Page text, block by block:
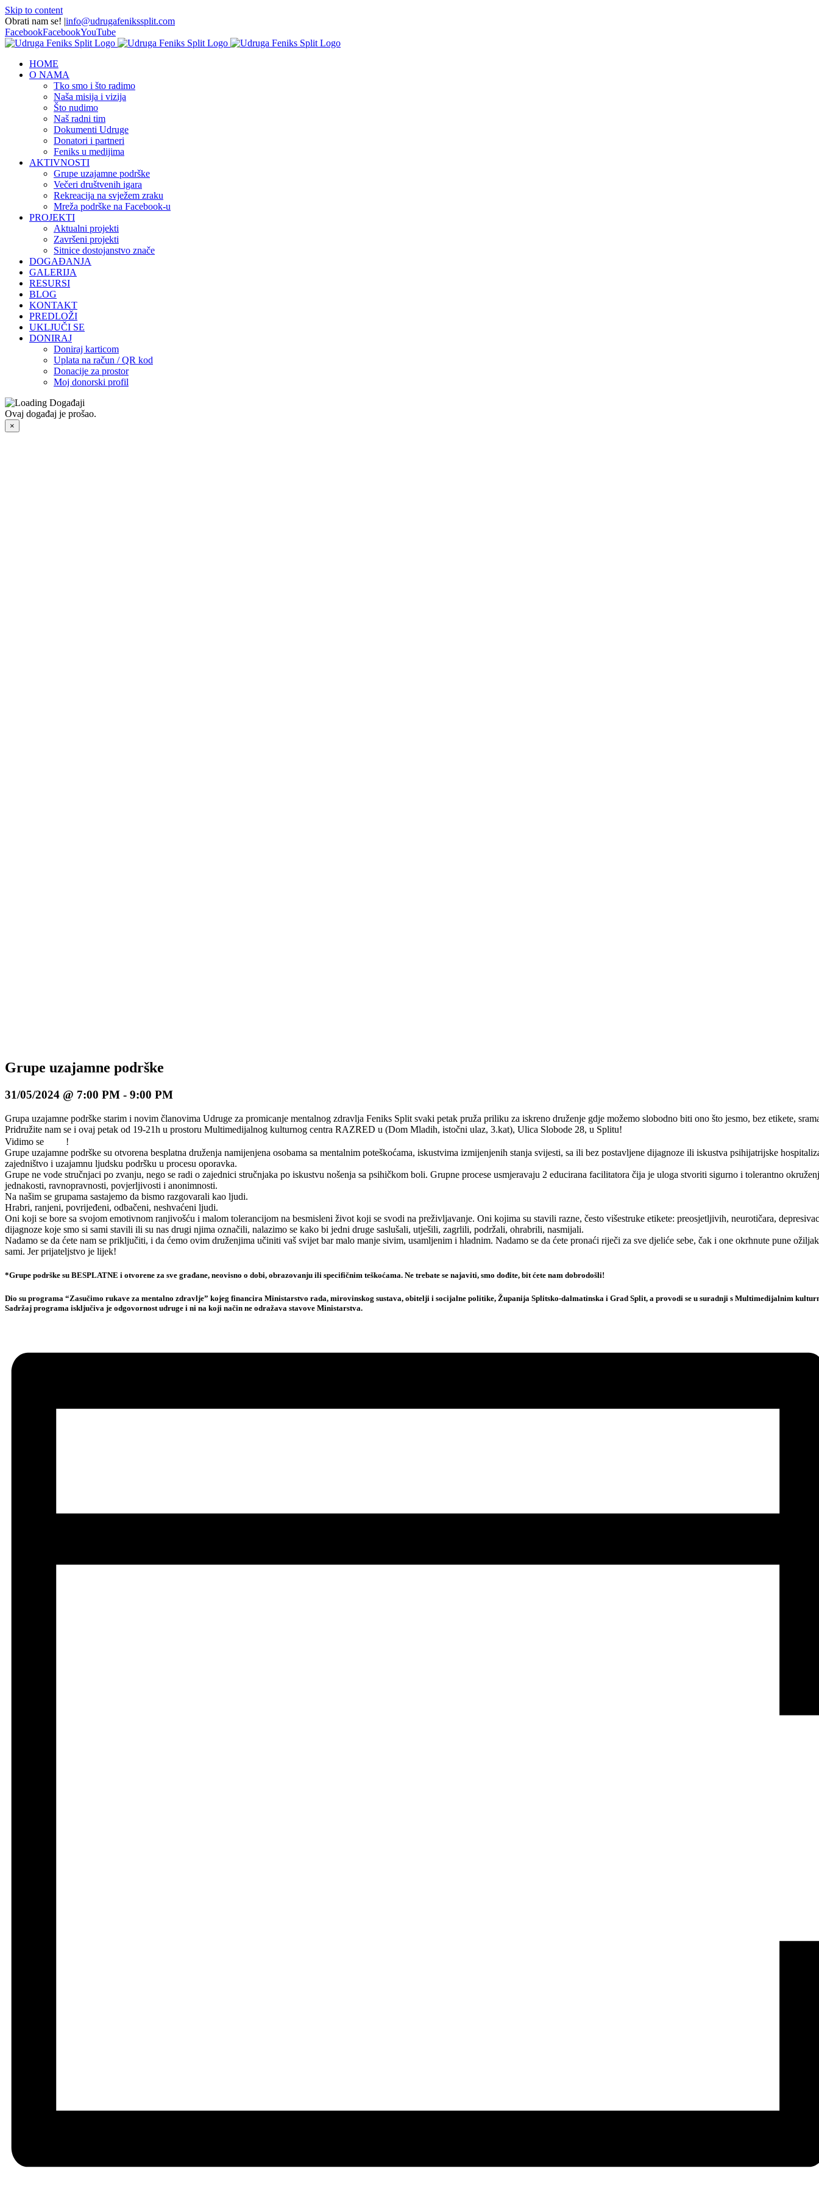
Skip to content
Obrati nam se! |info@udrugafenikssplit.com
FacebookFacebookYouTube
HOME
O NAMA
Tko smo i što radimo
Naša misija i vizija
Što nudimo
Naš radni tim
Dokumenti Udruge
Donatori i partneri
Feniks u medijima
AKTIVNOSTI
Grupe uzajamne podrške
Večeri društvenih igara
Rekreacija na svježem zraku
Mreža podrške na Facebook-u
PROJEKTI
Aktualni projekti
Završeni projekti
Sitnice dostojanstvo znače
DOGAĐANJA
GALERIJA
RESURSI
BLOG
KONTAKT
PREDLOŽI
UKLJUČI SE
DONIRAJ
Doniraj karticom
Uplata na račun / QR kod
Donacije za prostor
Moj donorski profil
Ovaj događaj je prošao.
×
Grupe uzajamne podrške
31/05/2024 @ 7:00 PM - 9:00 PM
Grupa uzajamne podrške starim i novim članovima Udruge za promicanje mentalnog zdravlja Feniks Split svaki petak pruža priliku za iskreno druženje gdje možemo slobodno biti ono što jesmo, bez etikete,
Pridružite nam se i ovaj petak od 19-21h u prostoru Multimedijalnog kulturnog centra RAZRED u (Dom Mladih, istočni ulaz, 3.kat), Ulica Slobode 28, u Splitu!
Vidimo se
!
Grupe uzajamne podrške su otvorena besplatna druženja namijenjena osobama sa mentalnim poteškoćama, iskustvima izmijenjenih stanja svijesti, sa ili bez postavljene dijagnoze ili iskustva psihijatrijske
zajedništvo i uzajamnu ljudsku podršku u procesu oporavka.
Grupe ne vode stručnjaci po zvanju, nego se radi o zajednici stručnjaka po iskustvu nošenja sa psihičkom boli. Grupne procese usmjeravaju 2 educirana facilitatora čija je uloga stvoriti sigurno i tolerantno
jednakosti, ravnopravnosti, povjerljivosti i anonimnosti.
Na našim se grupama sastajemo da bismo razgovarali kao ljudi.
Hrabri, ranjeni, povrijeđeni, odbačeni, neshvaćeni ljudi.
Oni koji se bore sa svojom emotivnom ranjivošću i malom tolerancijom na besmisleni život koji se svodi na preživljavanje. Oni kojima su stavili razne, često višestruke etikete: preosjetljivih, neurotičara,
dijagnoze koje smo si sami stavili ili su nas drugi njima označili, nalazimo se kako bi jedni druge saslušali, utješili, zagrlili, podržali, ohrabrili, nasmijali.
Nadamo se da ćete nam se priključiti, i da ćemo ovim druženjima učiniti vaš svijet bar malo manje sivim, usamljenim i hladnim. Nadamo se da ćete pronaći riječi za sve djeliće sebe, čak i one okrhnute pune
sami. Jer prijateljstvo je lijek!
*Grupe podrške su BESPLATNE i otvorene za sve građane, neovisno o dobi, obrazovanju ili specifičnim teškoćama. Ne trebate se najaviti, smo dođite, bit ćete nam dobrodošli!
Dio su programa “Zasučimo rukave za mentalno zdravlje” kojeg financira Ministarstvo rada, mirovinskog sustava, obitelji i socijalne politike, Županija Splitsko-dalmatinska i Grad Split, a provodi se u suradnji s Multimedijalnim
Sadržaj programa isključiva je odgovornost udruge i ni na koji način ne odražava stavove Ministarstva.